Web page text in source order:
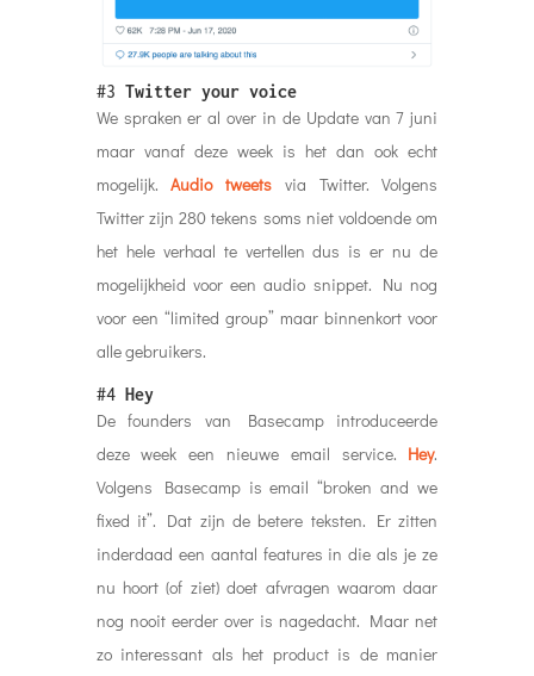
#3 Twitter your voice
We spraken er al over in de Update van 7 juni
maar vanaf deze week is het dan ook echt
mogelijk.Audio tweets via Twitter. Volgens
Twitter zijn 280 tekens soms niet voldoende om
het hele verhaal te vertellen dus is er nu de
mogelijkheid voor een audio snippet. Nu nog
voor een “limited group” maar binnenkort voor
alle gebruikers.
#4 Hey
De founders van Basecamp introduceerde
deze week een nieuwe email service. Hey.
Volgens Basecamp is email “broken and we
fixed it”. Dat zijn de betere teksten. Er zitten
inderdaad een aantal features in die als je ze
nu hoort (of ziet) doet afvragen waarom daar
nog nooit eerder over is nagedacht. Maar net
zo interessant als het product is de manier